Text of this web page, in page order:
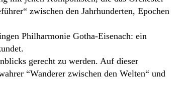
zwischen den Jahrhunderten, Epochen
Philharmonie Gotha-Eisenach: ein
gerecht zu werden. Auf dieser
“Wanderer zwischen den Welten“ und